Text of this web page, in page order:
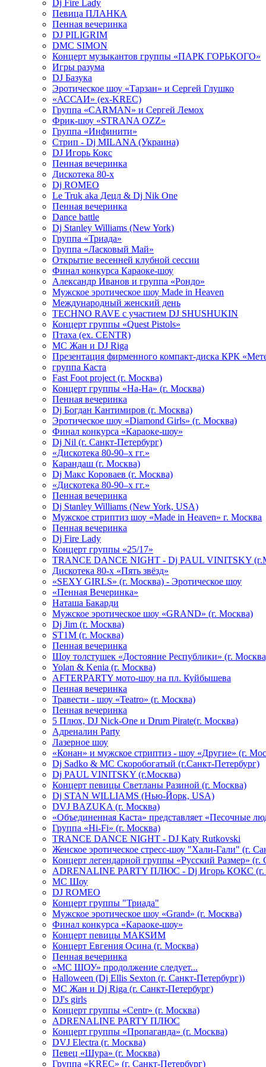
Dj Fire Lady
Певица ПЛАНКА
Пенная вечеринка
DJ PILIGRIM
DMC SIMON
Концерт музыкантов группы «ПАРК ГОРЬКОГО»
Игры разума
DJ Базука
Эротическое шоу «Тарзан» и Сергей Глушко
«АССАИ» (ex-KREC)
Группа «CARMAN» и Сергей Лемох
Фрик-шоу «STRANA OZZ»
Группа «Инфинити»
Стрип - Dj MILANA (Украина)
DJ Игорь Кокс
Пенная вечеринка
Дискотека 80-х
Dj ROMEO
Le Truk aka Децл & Dj Nik One
Пенная вечеринка
Dance battle
Dj Stanley Williams (New York)
Группа «Триада»
Группа «Ласковый Май»
Открытие весенней клубной сессии
Финал конкурса Караоке-шоу
Александр Иванов и группа «Рондо»
Мужское эротическое шоу Made in Heaven
Международный женский день
TECHNO RAVE с участием DJ SHUSHUKIN
Концерт группы «Quest Pistols»
Птаха (ex. CENTR)
МС Жан и DJ Riga
Презентация фирменного компакт-диска КРК
группа Каста
Fast Foot project (г. Москва)
Концерт группы «На-На» (г. Москва)
Пенная вечеринка
Dj Богдан Кантимиров (г. Москва)
Эротическое шоу «Diamond Girls» (г. Москва)
Финал конкурса «Караоке-шоу»
Dj Nil (г. Санкт-Петербург)
«Дискотека 80-90–х гг.»
Карандаш (г. Москва)
Dj Макс Короваев (г. Москва)
«Дискотека 80-90–х гг.»
Пенная вечеринка
Dj Stanley Williams (New York, USA)
Мужское стриптиз шоу «Made in Heaven» г. Москва
Пенная вечеринка
Dj Fire Lady
Концерт группы «25/17»
TRANCE DANCE NIGHT - Dj PAUL VINITSKY
Дискотека 80-х «Пять звёзд»
«SEXY GIRLS» (г. Москва) - Эротическое шоу
«Пенная Вечеринка»
Hаташа Бакарди
Мужское эротическое шоу «GRAND» (г. Москва)
Dj Jim (г. Москва)
ST1M (г. Москва)
Пенная вечеринка
Шоу толстушек «Достояние Республики» (г.
Yolan & Kenia (г. Москва)
AFTERPARTY мото-шоу на пл. Куйбышева
Пенная вечеринка
Травести - шоу «Teatro» (г. Москва)
Пенная вечеринка
5 Плюх, DJ Nick-One и Drum Pirate(г. Москва)
Адреналин Party
Лазерное шоу
«Конан» и мужское стриптиз - шоу «Другие» (г.
Dj Sadko & МС Скоробогатый (г.Санкт-Петербург)
Dj PAUL VINITSKY (г.Москва)
Концерт певицы Светланы Разиной (г. Москва)
Dj STAN WILLIAMS (Нью-Йорк, USA)
DVJ BAZUKA (г. Москва)
«Объединенная Каста» представляет «Песочные
Группа «Hi-Fi» (г. Москва)
TRANCE DANCE NIGHT - DJ Katy Rutkovski
Женское эротическое стресс-шоу "Хали-Гали" (г.
Концерт легендарной группы «Русский Размер» (г.
ADRENALINE PARTY ПЛЮС - Dj Игорь КОКС (г.
MC Шоу
DJ ROMEO
Концерт группы "Триада"
Мужское эротическое шоу «Grand» (г. Москва)
Финал конкурса «Караоке-шоу»
Концерт певицы МАКSИМ
Концерт Евгения Осина (г. Москва)
Пенная вечеринка
«МС ШОУ» продолжение следует...
Halloween (Dj Ellis Sexton (г. Санкт-Петербург))
МС Жан и Dj Riga (г. Санкт-Петербург)
DJ's girls
Концерт группы «Centr» (г. Москва)
ADRENALINE PARTY ПЛЮС
Концерт группы «Пропаганда» (г. Москва)
DVJ Electra (г. Москва)
Певец «Шура» (г. Москва)
Группа «KREC» (г. Санкт-Петербург)